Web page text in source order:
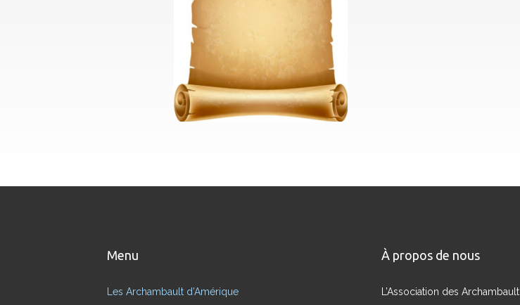
Menu
Les Archambault d’Amérique
À propos de nous
L’Association des